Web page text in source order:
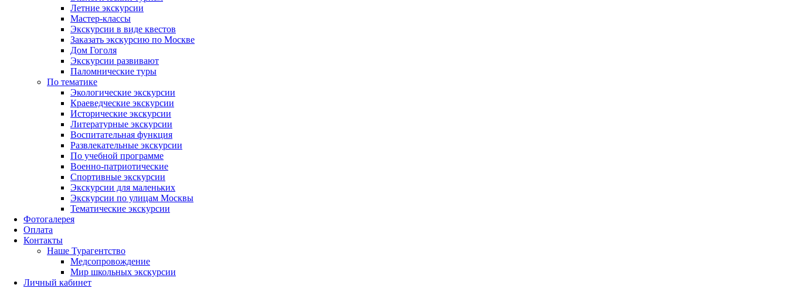
Летние экскурсии
Мастер-классы
Экскурсии в виде квестов
Заказать экскурсию по Москве
Дом Гоголя
Экскурсии развивают
Паломнические туры
По тематике
Экологические экскурсии
Краеведческие экскурсии
Исторические экскурсии
Литературные экскурсии
Воспитательная функция
Развлекательные экскурсии
По учебной программе
Военно-патриотические
Спортивные экскурсии
Экскурсии для маленьких
Экскурсии по улицам Москвы
Тематические экскурсии
Фотогалерея
Оплата
Контакты
Наше Турагентство
Медсопровождение
Мир школьных экскурсии
Личный кабинет